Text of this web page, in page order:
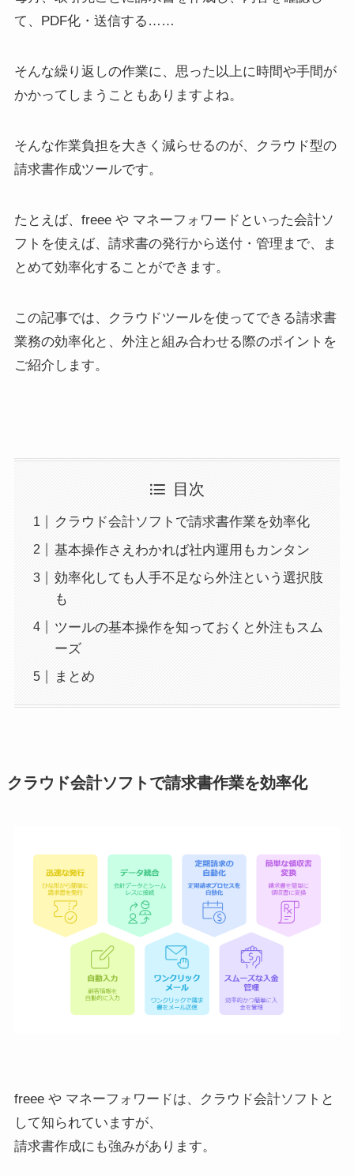
て、PDF化・送信する……
そんな繰り返しの作業に、思った以上に時間や手間が
かかってしまうこともありますよね。
そんな作業負担を大きく減らせるのが、クラウド型の
請求書作成ツールです。
たとえば、freee や マネーフォワードといった会計ソ
フトを使えば、請求書の発行から送付・管理まで、ま
とめて効率化することができます。
この記事では、クラウドツールを使ってできる請求書
業務の効率化と、外注と組み合わせる際のポイントを
ご紹介します。
目次
クラウド会計ソフトで請求書作業を効率化
基本操作さえわかれば社内運用もカンタン
効率化しても人手不足なら外注という選択肢
も
ツールの基本操作を知っておくと外注もスム
ーズ
まとめ
クラウド会計ソフトで請求書作業を効率化
freee や マネーフォワードは、クラウド会計ソフトと
して知られていますが、
請求書作成にも強みがあります。